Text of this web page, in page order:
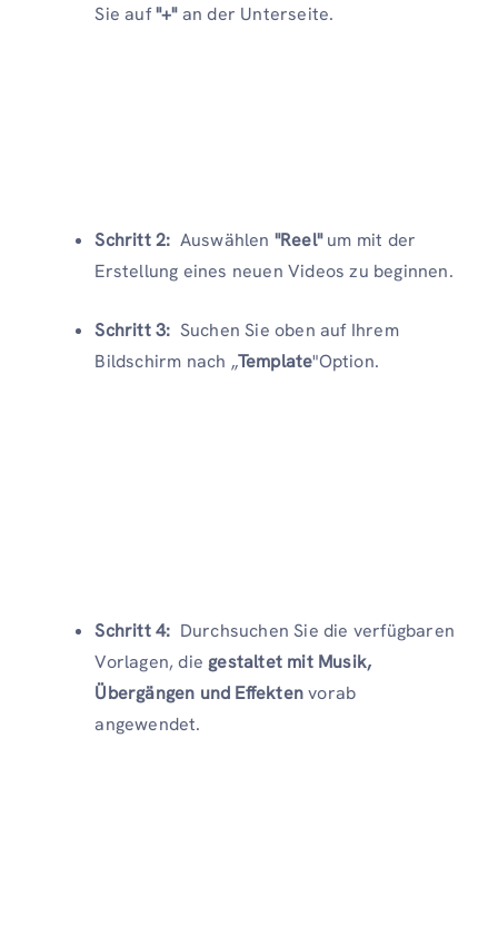
Sie auf"+"an der Unterseite.
Schritt 2: Auswählen "Reel"um mit der
Erstellung eines neuen Videos zu beginnen.
Schritt 3: Suchen Sie oben auf Ihrem
Bildschirm nach „Template"Option.
Schritt 4: Durchsuchen Sie die verfügbaren
Vorlagen, die gestaltet mit Musik,
Übergängen und Effektenvorab
angewendet.